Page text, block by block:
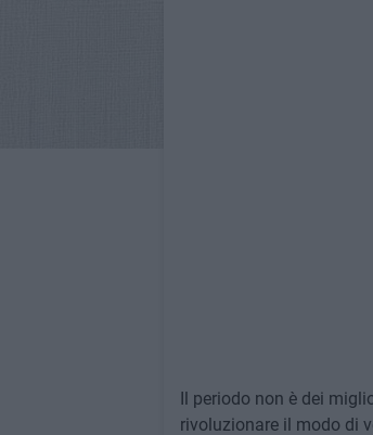
Il periodo non è dei
rivoluzionare il modo di